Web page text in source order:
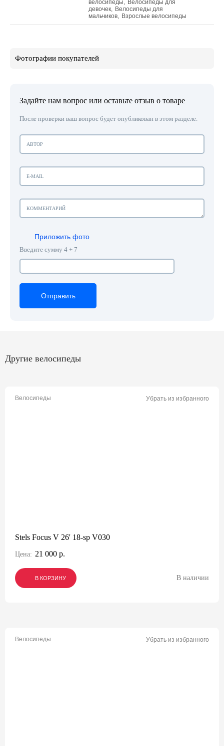
велосипеды, Велосипеды для
девочек, Велосипеды для
мальчиков, Взрослые велосипеды
Фотографии покупателей
Задайте нам вопрос или оставьте отзыв о товаре
После проверки ваш вопрос будет опубликован в этом разделе.
Приложить фото
Введите сумму 4 + 7
Отправить
Отправить
Отправить
Другие велосипеды
Велосипеды Убрать из избранного
Stels Focus V 26' 18-sp V030
Цена: 21 000 р.
В КОРЗИНУ
В КОРЗИНУ
В КОРЗИНУ В наличии
Велосипеды Убрать из избранного